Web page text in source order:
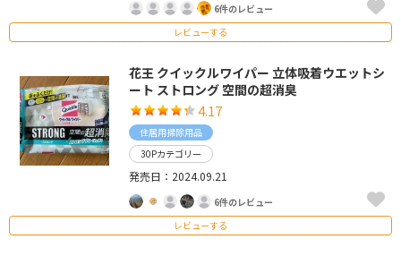
6件のレビュー
レビューする
花王 クイックルワイパー 立体吸着ウエットシ
ート ストロング 空間の超消臭
4.17
住居用掃除用品
30Pカテゴリー
発売日：2024.09.21
6件のレビュー
レビューする